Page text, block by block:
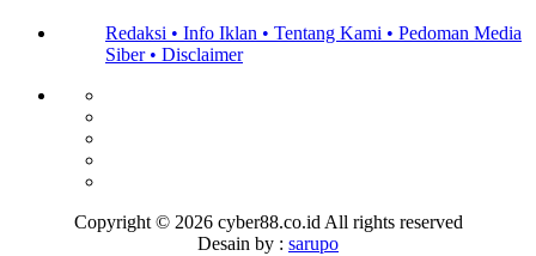
Redaksi • Info Iklan • Tentang Kami • Pedoman Media
Siber • Disclaimer
Copyright © 2026 cyber88.co.id All rights reserved
Desain by : sarupo